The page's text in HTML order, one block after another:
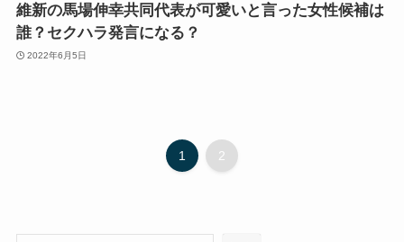
維新の馬場伸幸共同代表が可愛いと言った女性候補は
誰？セクハラ発言になる？
2022年6月5日
1 2